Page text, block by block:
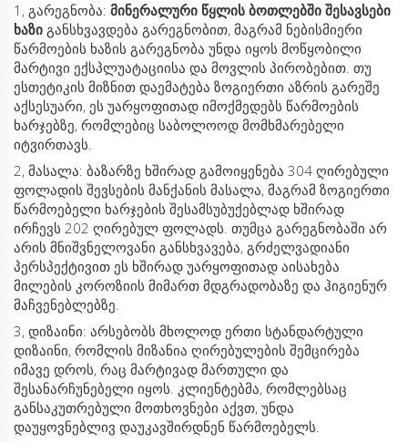
1, გარეგნობა: მინერალური წყლის ბოთლებში შესავსები
ხაზი განსხვავდება გარეგნობით, მაგრამ ნებისმიერი
წარმოების ხაზის გარეგნობა უნდა იყოს მოწყობილი
მარტივი ექსპლუატაციისა და მოვლის პირობებით. თუ
ესთეტიკის მიზნით დაემატება ზოგიერთი აზრის გარეშე
აქსესუარი, ეს უარყოფითად იმოქმედებს წარმოების
ხარჯებზე, რომლებიც საბოლოოდ მომხმარებელი
იტვირთავს.
2, მასალა: ბაზარზე ხშირად გამოიყენება 304 ღირებული
ფოლადის შევსების მანქანის მასალა, მაგრამ ზოგიერთი
წარმოებელი ხარჯების შესამსუბუქებლად ხშირად
ირჩევს 202 ღირებულ ფოლადს. თუმცა გარეგნობაში არ
არის მნიშვნელოვანი განსხვავება, გრძელვადიანი
პერსპექტივით ეს ხშირად უარყოფითად აისახება
მილების კოროზიის მიმართ მდგრადობაზე და ჰიგიენურ
მაჩვენებლებზე.
3, დიზაინი: არსებობს მხოლოდ ერთი სტანდარტული
დიზაინი, რომლის მიზანია ღირებულების შემცირება
იმავე დროს, რაც მარტივად მართული და
შესანარჩუნებელი იყოს. კლიენტებმა, რომლებსაც
განსაკუთრებული მოთხოვნები აქვთ, უნდა
დაუყოვნებლივ დაუკავშირდნენ წარმოებელს.